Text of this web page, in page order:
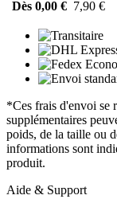
Dès 0,00 € 7,90 €
*Ces frais d'envoi se
supplémentaires
poids, de la taille ou
informations sont
produit.
Aide & Support